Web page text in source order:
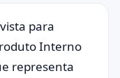
para
Interno
representa